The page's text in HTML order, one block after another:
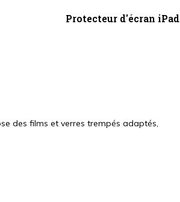
Protecteur d'écran iPad
des films et verres trempés adaptés,